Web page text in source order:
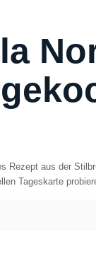
Rezept aus der
Tageskarte